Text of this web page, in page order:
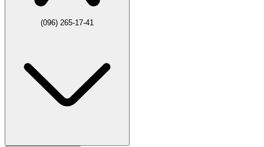
(096) 265-17-41